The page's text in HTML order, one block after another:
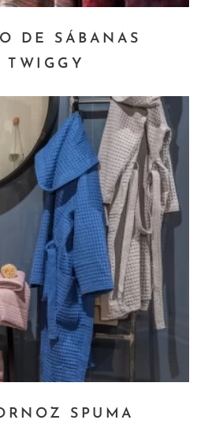
DE SÁBANAS
TWIGGY
SPUMA